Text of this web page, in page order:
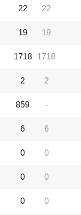
22
22
19
19
1718
1718
2
2
-
859
6
6
0
0
0
0
0
0